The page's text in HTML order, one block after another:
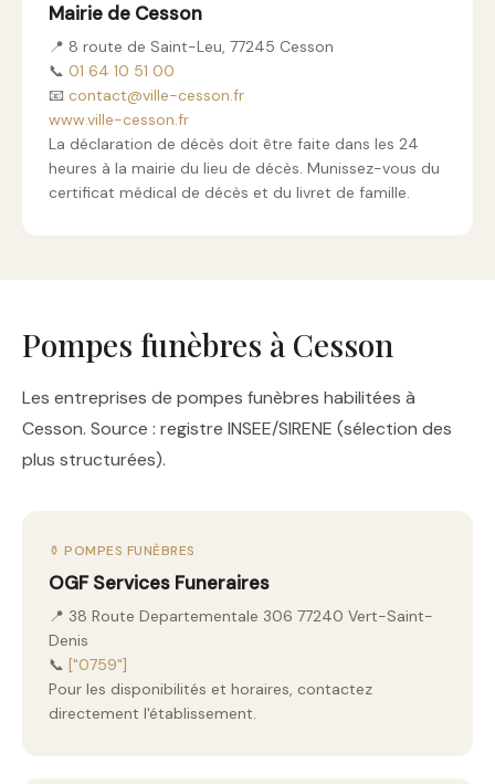
Mairie de Cesson
📍 8 route de Saint-Leu, 77245 Cesson
📞 01 64 10 51 00
📧 contact@ville-cesson.fr
www.ville-cesson.fr
La déclaration de décès doit être faite dans les 24
heures à la mairie du lieu de décès. Munissez-vous du
certificat médical de décès et du livret de famille.
Pompes funèbres à Cesson
Les entreprises de pompes funèbres habilitées à
Cesson. Source : registre INSEE/SIRENE (sélection des
plus structurées).
⚱️ POMPES FUNÈBRES
OGF Services Funeraires
📍 38 Route Departementale 306 77240 Vert-Saint-
Denis
📞 ["0759"]
Pour les disponibilités et horaires, contactez
directement l'établissement.